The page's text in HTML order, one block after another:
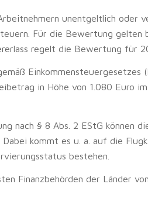
unentgeltlich oder
Für die Bewertung gelten
regelt die Bewertung für
Einkommensteuergesetzes
in Höhe von 1.080 Euro
nach § 8 Abs. 2 EStG können
kommt es u. a. auf die
bestehen.
Finanzbehörden der Länder